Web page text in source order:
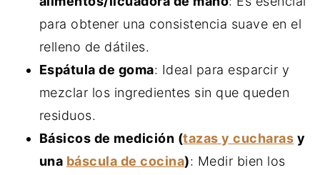
para obtener una consistencia suave en el
relleno de dátiles.
Espátula de goma: Ideal para esparcir y
mezclar los ingredientes sin que queden
residuos.
Básicos de medición (tazas y cucharas y
una báscula de cocina): Medir bien los